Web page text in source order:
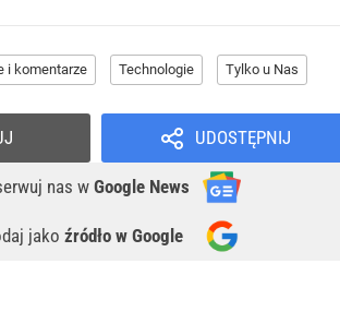
i komentarze Technologie Tylko u Nas
UDOSTĘPNIJ
nas w Google News
jako źródło w Google